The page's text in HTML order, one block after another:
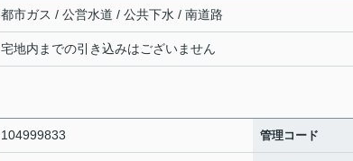
都市ガス / 公営水道 / 公共下水 / 南道路
宅地内までの引き込みはございません
104999833 管理コード